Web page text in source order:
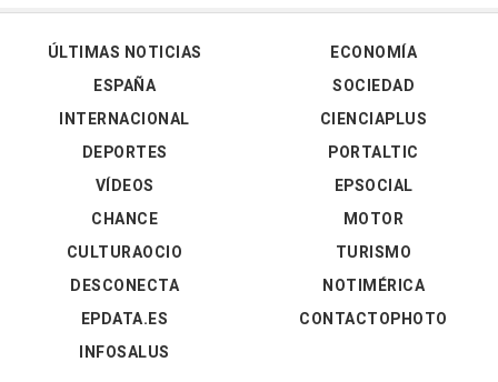
ÚLTIMAS NOTICIAS
ESPAÑA
INTERNACIONAL
DEPORTES
VÍDEOS
ECONOMÍA
SOCIEDAD
CIENCIAPLUS
PORTALTIC
EPSOCIAL
CHANCE
CULTURAOCIO
DESCONECTA
EPDATA.ES
INFOSALUS
MOTOR
TURISMO
NOTIMÉRICA
CONTACTOPHOTO